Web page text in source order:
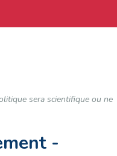
sera scientifique ou ne
-